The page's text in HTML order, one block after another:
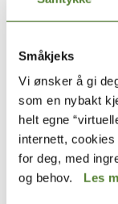
Småkjeks
Vi ønsker å gi
som en nybakt
helt egne
internett,
for deg, med
og behov. Les